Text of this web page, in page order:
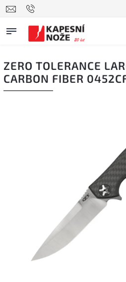
ZERO TOLERANCE
CARBON FIBER